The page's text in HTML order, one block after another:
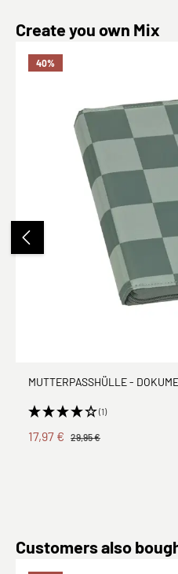
Produktgalerie überspringen
Create you own Mix
40%
MUTTERPASSHÜLLE -
(1)
17,97 € 29,95 €
Produktgalerie überspringen
Customers also